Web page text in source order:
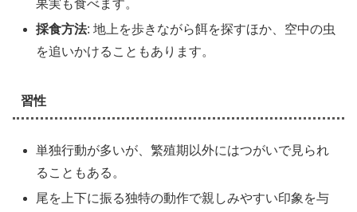
果実も食べます。
採食方法: 地上を歩きながら餌を探すほか、空中の虫
を追いかけることもあります。
習性
単独行動が多いが、繁殖期以外にはつがいで見られ
ることもある。
尾を上下に振る独特の動作で親しみやすい印象を与